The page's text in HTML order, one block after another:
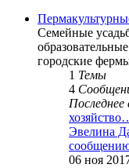
Семейные
городские
1 Темы
4
Последнее
Эвелина
06 ноя